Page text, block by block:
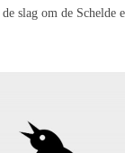
slag om de Schelde